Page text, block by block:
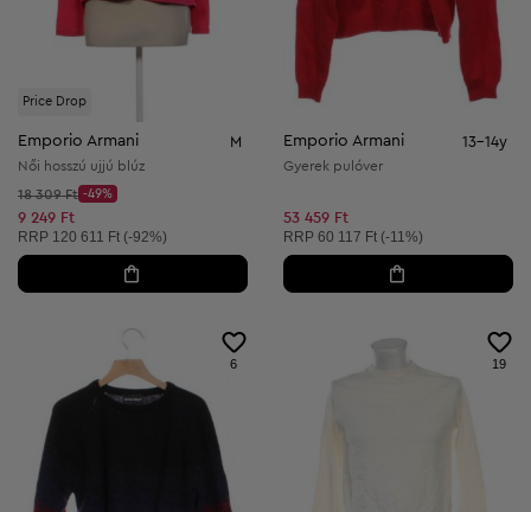
Price Drop
Emporio Armani M
Női hosszú ujjú blúz
Kezdő ár:
18 309 Ft
Discount Price:
-49%
Csökkentett ár:
9 249 Ft
Ajánlott ár:
RRP 120 611 Ft (-92%)
Emporio Armani 13-14y
Gyerek pulóver
53 459 Ft
Ajánlott ár:
RRP 60 117 Ft (-11%)
6 19